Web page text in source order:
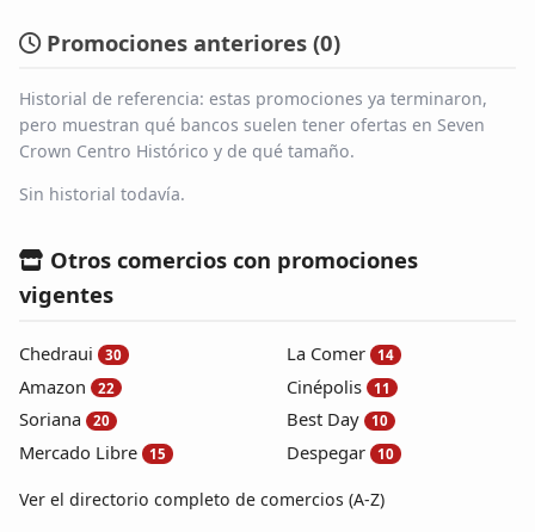
Promociones anteriores (0)
Historial de referencia: estas promociones ya terminaron,
pero muestran qué bancos suelen tener ofertas en Seven
Crown Centro Histórico y de qué tamaño.
Sin historial todavía.
Otros comercios con promociones
vigentes
Chedraui 30
Amazon 22
Soriana 20
Mercado Libre 15
La Comer 14
Cinépolis 11
Best Day 10
Despegar 10
Ver el directorio completo de comercios (A-Z)